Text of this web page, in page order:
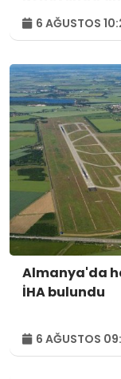
6 AĞUSTOS
Almanya'da
İHA bulundu
6 AĞUSTOS